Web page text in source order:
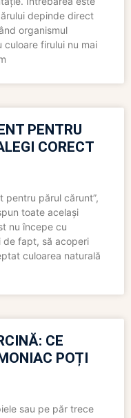
depinde direct
organismul
culoare firului nu mai
PENTRU
CORECT
pentru părul cărunt”,
toate același
nu începe cu
de fapt, să acoperi
culoarea naturală
CE
POȚI
sau pe păr trece